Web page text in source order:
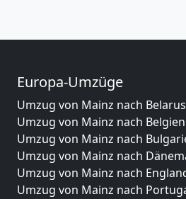
Europa-Umzüge
Umzug von Mainz nach Belarus
Umzug von Mainz nach Belgien
Umzug von Mainz nach
Umzug von Mainz nach
Umzug von Mainz nach
Umzug von Mainz nach